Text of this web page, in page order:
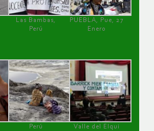
Las Bambas,
Perú
PUEBLA, Pue, 27
Enero
Perú
Valle del Elqui